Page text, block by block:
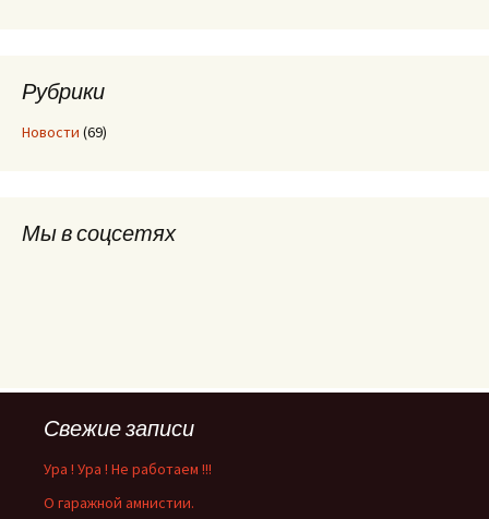
Рубрики
Новости (69)
Мы в соцсетях
Свежие записи
Ура ! Ура ! Не работаем !!!
О гаражной амнистии.